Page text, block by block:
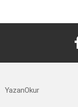
YazanOkur